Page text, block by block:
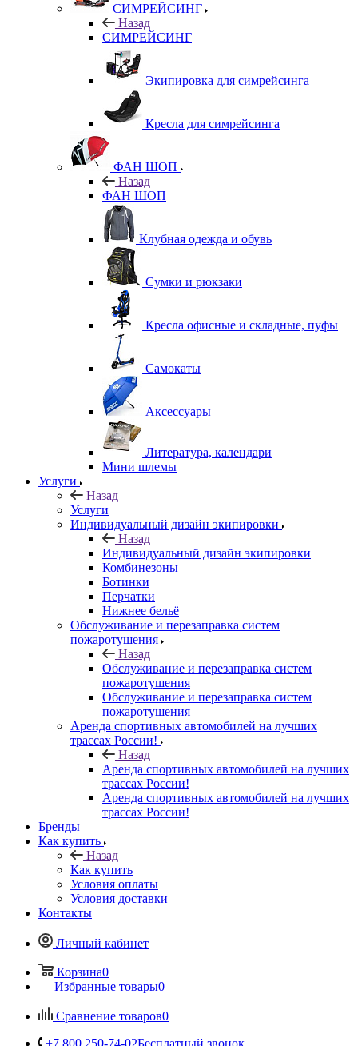
СИМРЕЙСИНГ
Назад
СИМРЕЙСИНГ
Экипировка для симрейсинга
Кресла для симрейсинга
ФАН ШОП
Назад
ФАН ШОП
Клубная одежда и обувь
Сумки и рюкзаки
Кресла офисные и складные, пуфы
Самокаты
Аксессуары
Литература, календари
Мини шлемы
Услуги
Назад
Услуги
Индивидуальный дизайн экипировки
Назад
Индивидуальный дизайн экипировки
Комбинезоны
Ботинки
Перчатки
Нижнее бельё
Обслуживание и перезаправка систем
пожаротушения
Назад
Обслуживание и перезаправка систем
пожаротушения
Обслуживание и перезаправка систем
пожаротушения
Аренда спортивных автомобилей на лучших
трассах России!
Назад
Аренда спортивных автомобилей на лучших
трассах России!
Аренда спортивных автомобилей на лучших
трассах России!
Бренды
Как купить
Назад
Как купить
Условия оплаты
Условия доставки
Контакты
Личный кабинет
Корзина0
Избранные товары0
Сравнение товаров0
+7 800 250-74-02Бесплатный звонок